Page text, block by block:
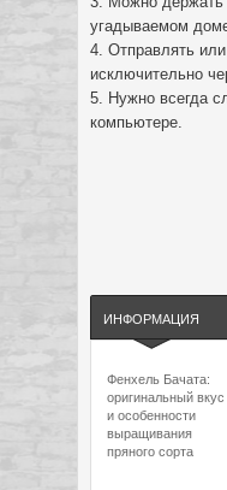
угадываемом
4. Отправлять
исключительно
5. Нужно всегда
компьютере.
ИНФОРМАЦИЯ
Фенхель Бачата:
оригинальный вкус
и особенности
выращивания
пряного сорта